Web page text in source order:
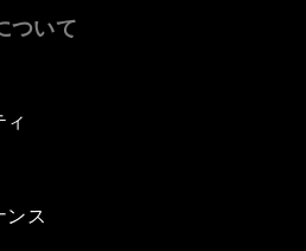
ついて
ンス